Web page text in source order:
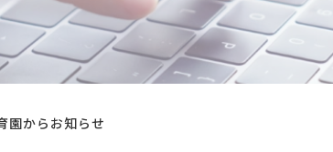
園からお知らせ